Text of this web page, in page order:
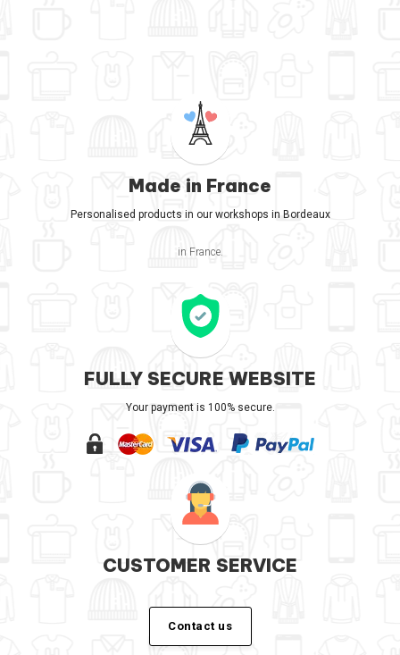
Made in France
Personalised products in our workshops in Bordeaux
in France.
FULLY SECURE WEBSITE
Your payment is 100% secure.
CUSTOMER SERVICE
Contact us